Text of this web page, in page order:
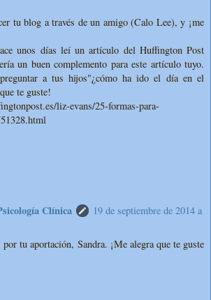
tu blog a través de un amigo (Calo Lee), y ¡me
unos días leí un artículo del Huffington Post
un buen complemento para este artículo tuyo.
a tus hijos"¿cómo ha ido el día en el
te guste!
liz-evans/25-formas-para-
Clínica
19 de septiembre de 2014 a
tu aportación, Sandra. ¡Me alegra que te guste